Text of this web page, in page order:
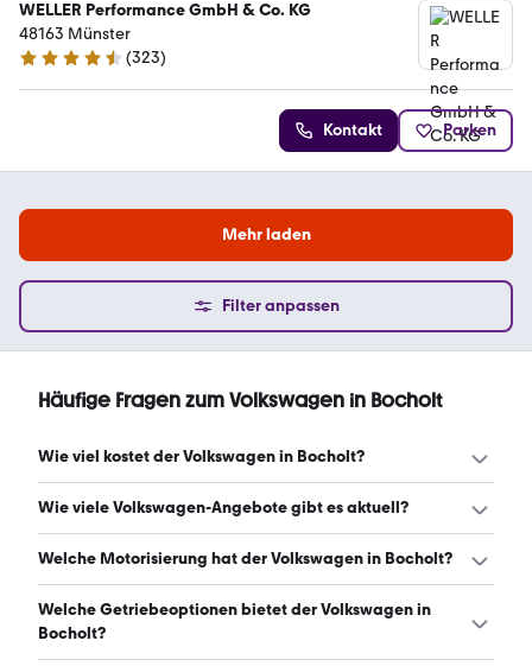
WELLER Performance GmbH & Co. KG
48163 Münster
4.3 Sterne
(323)
Kontakt Parken
Mehr laden
Filter anpassen
Häufige Fragen zum Volkswagen in Bocholt
Wie viel kostet der Volkswagen in Bocholt?
Ein guter Preis für einen Volkswagen in Bocholt liegt
starten ab 140 € monatlich. (Stand: 6.8.2026)
Wie viele Volkswagen-Angebote gibt es aktuell?
Es gibt insgesamt 2.283 Volkswagen bei mobile.de, davon
Welche Motorisierung hat der Volkswagen in Bocholt?
Der Volkswagen in Bocholt hat Leistungen zwischen 95
und 304 PS. (Stand: 6.8.2026)
Welche Getriebeoptionen bietet der Volkswagen in
Bocholt?